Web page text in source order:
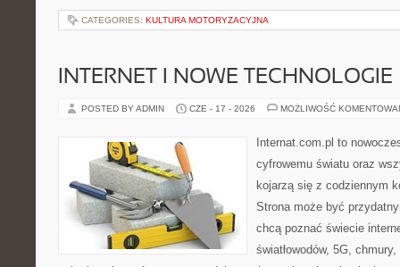
CATEGORIES: KULTURA MOTORYZACYJNA
INTERNET I NOWE TECHNOLOGIE
POSTED BY ADMIN CZE - 17 - 2026 MOŻLIWOŚĆ
Internat.com.pl to
cyfrowemu światu oraz
kojarzą się z codziennym
Strona może być
chcą poznać świecie
światłowodów, 5G,